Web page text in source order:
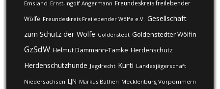
Emsland Ernst-Ingolf Angermann Freundeskreis freilebender
Wölfe Freundeskreis Freilebender Wölfe e.V. Gesellschaft
zum Schutz der Wölfe Goldenstedt Goldenstedter Wölfin
GzSdW Helmut Dammann-Tamke Herdenschutz
Herdenschutzhunde Jagdrecht Kurti Landesjägerschaft
Niedersachsen LJN Markus Bathen Mecklenburg Vorpommern